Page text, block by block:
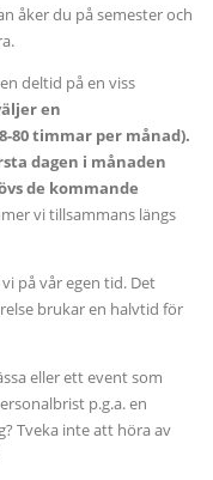
åker du på semester och
deltid på en viss
en
80 timmar per månad).
dagen i månaden
de kommande
vi tillsammans längs
på vår egen tid. Det
brukar en halvtid för
eller ett event som
p.g.a. en
Tveka inte att höra av